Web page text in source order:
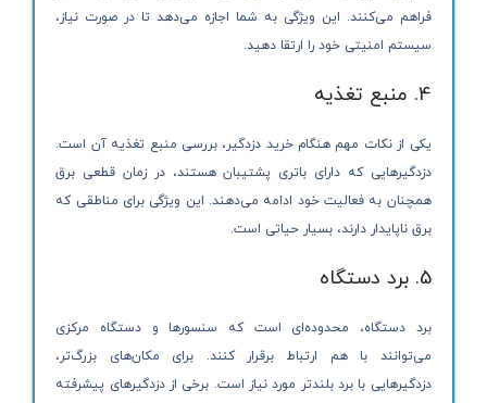
فراهم می‌کنند. این ویژگی به شما اجازه می‌دهد تا در صورت نیاز،
سیستم امنیتی خود را ارتقا دهید.
4. منبع تغذیه
یکی از نکات مهم هنگام خرید دزدگیر، بررسی منبع تغذیه آن است.
دزدگیرهایی که دارای باتری پشتیبان هستند، در زمان قطعی برق
همچنان به فعالیت خود ادامه می‌دهند. این ویژگی برای مناطقی که
برق ناپایدار دارند، بسیار حیاتی است.
5. برد دستگاه
برد دستگاه، محدوده‌ای است که سنسورها و دستگاه مرکزی
می‌توانند با هم ارتباط برقرار کنند. برای مکان‌های بزرگ‌تر،
دزدگیرهایی با برد بلندتر مورد نیاز است. برخی از دزدگیرهای پیشرفته